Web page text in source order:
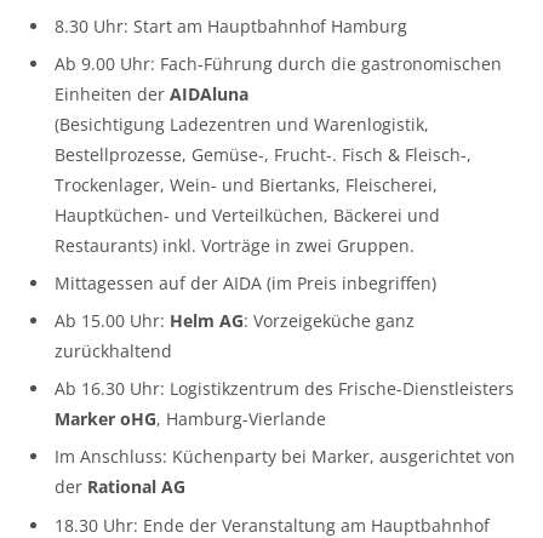
8.30 Uhr: Start am Hauptbahnhof Hamburg
Ab 9.00 Uhr: Fach-Führung durch die gastronomischen
Einheiten der AIDAluna
(Besichtigung Ladezentren und Warenlogistik,
Bestellprozesse, Gemüse-, Frucht-. Fisch & Fleisch-,
Trockenlager, Wein- und Biertanks, Fleischerei,
Hauptküchen- und Verteilküchen, Bäckerei und
Restaurants) inkl. Vorträge in zwei Gruppen.
Mittagessen auf der AIDA (im Preis inbegriffen)
Ab 15.00 Uhr: Helm AG: Vorzeigeküche ganz
zurückhaltend
Ab 16.30 Uhr: Logistikzentrum des Frische-Dienstleisters
Marker oHG, Hamburg-Vierlande
Im Anschluss: Küchenparty bei Marker, ausgerichtet von
der Rational AG
18.30 Uhr: Ende der Veranstaltung am Hauptbahnhof